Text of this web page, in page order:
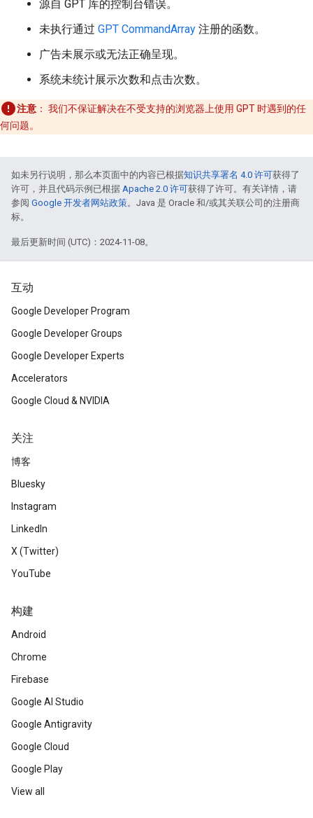
源自 GPT 库的控制台错误。
未执行通过 GPT CommandArray 注册的函数。
广告未展示或无法正确呈现。
系统未统计展示次数和点击次数。
注意 ： 我们不保证解决在不受支持的浏览器上使用 GPT 时遇到的任
何问题。
如未另行说明，那么本页面中的内容已根据知识共享署名 4.0 许可获得了
许可，并且代码示例已根据 Apache 2.0 许可获得了许可。有关详情，请
参阅 Google 开发者网站政策。Java 是 Oracle 和/或其关联公司的注册商
标。
最后更新时间 (UTC)：2024-11-08。
互动
Google Developer Program
Google Developer Groups
Google Developer Experts
Accelerators
Google Cloud & NVIDIA
关注
博客
Bluesky
Instagram
LinkedIn
X (Twitter)
YouTube
构建
Android
Chrome
Firebase
Google AI Studio
Google Antigravity
Google Cloud
Google Play
View all